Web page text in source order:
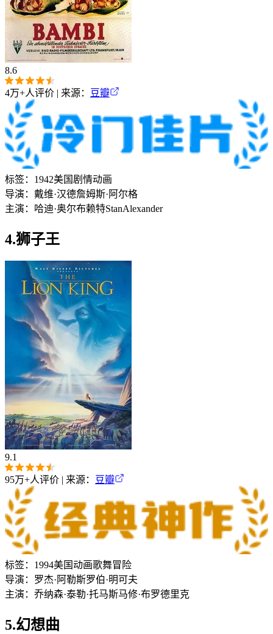
8.6
4万+人评价 | 来源： 豆瓣
标签： 1942美国 剧情动画
导演： 戴维·汉德詹姆斯·阿尔格
主演： 哈迪·奥尔布赖特StanAlexander
4.狮子王
9.1
95万+人评价 | 来源： 豆瓣
标签： 1994美国动画歌舞冒险
导演： 罗杰·阿勒斯罗伯·明可夫
主演： 乔纳森·泰勒·托马斯马修·布罗德里克
5.幻想曲